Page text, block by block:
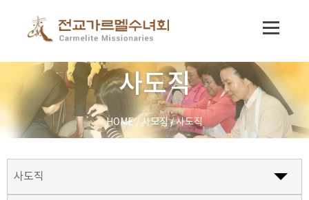
사도직
HOME / 사도직/사도직
사도직